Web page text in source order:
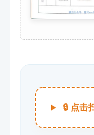
🔒 点击